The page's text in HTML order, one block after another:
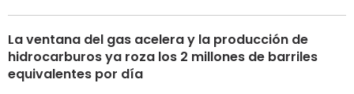
La ventana del gas acelera y la producción de
hidrocarburos ya roza los 2 millones de barriles
equivalentes por día